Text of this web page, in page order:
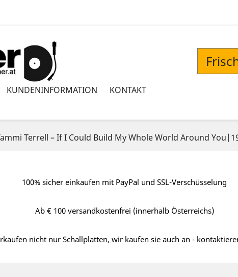
KUNDENINFORMATION KONTAKT
Terrell – If I Could Build My Whole World Around
100% sicher einkaufen mit PayPal und SSL-Verschüsselung
Ab € 100 versandkostenfrei (innerhalb Österreichs)
nicht nur Schallplatten, wir kaufen sie auch an -